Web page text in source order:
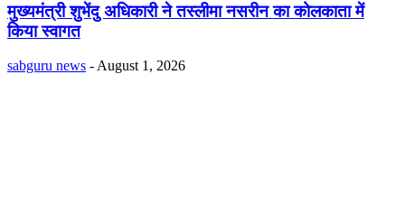
मुख्यमंत्री शुभेंदु अधिकारी ने तस्लीमा नसरीन का कोलकाता में
किया स्वागत
sabguru news - August 1, 2026